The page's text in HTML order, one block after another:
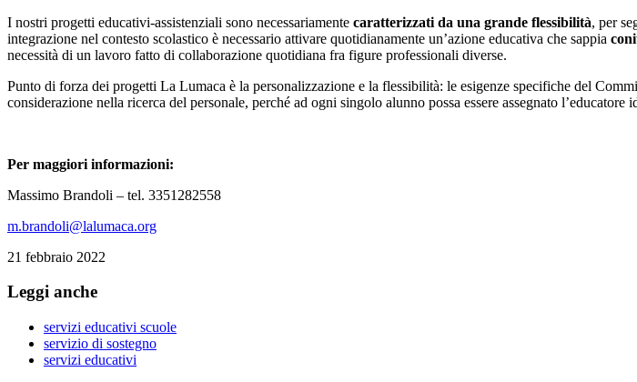
I nostri progetti educativi-assistenziali sono necessariamente caratterizzati da una grande flessibilità, per
integrazione nel contesto scolastico è necessario attivare quotidianamente un’azione educativa che sappia
necessità di un lavoro fatto di collaborazione quotidiana fra figure professionali diverse.
Punto di forza dei progetti La Lumaca è la personalizzazione e la flessibilità: le esigenze specifiche del
considerazione nella ricerca del personale, perché ad ogni singolo alunno possa essere assegnato
Per maggiori informazioni:
Massimo Brandoli – tel. 3351282558
m.brandoli@lalumaca.org
21 febbraio 2022
Leggi anche
servizi educativi scuole
servizio di sostegno
servizi educativi